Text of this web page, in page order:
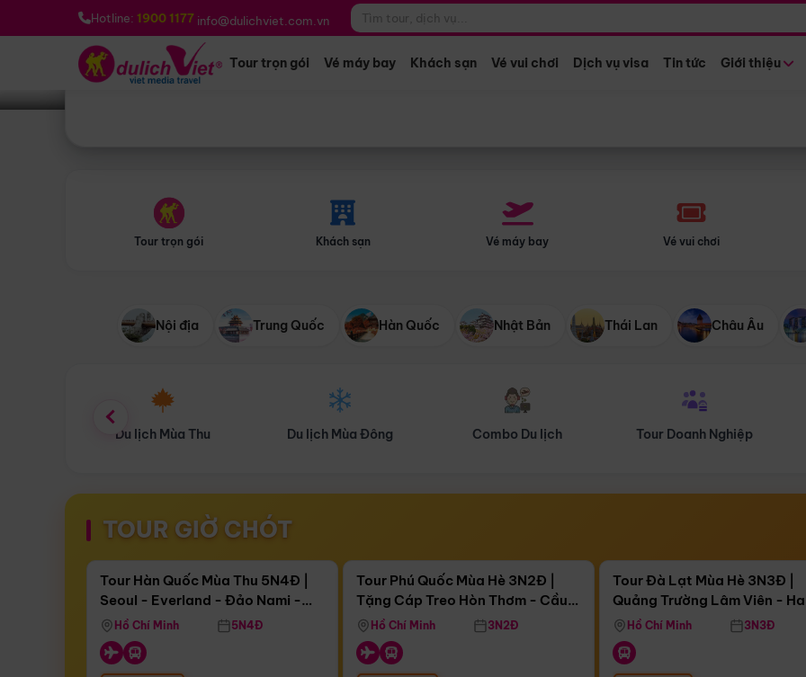
Hotline: 1900 1177 info@dulichviet.com.vn
Tour trọn gói Vé máy bay Khách sạn Vé vui chơi Dịch vụ visa Tin tức Giới thiệu
Bạn muốn đi đâu? *
Tour trọn gói Khách sạn Vé máy bay Vé vui chơi
Nội địa Trung Quốc Hàn Quốc Nhật Bản Thái Lan Châu Âu
Du lịch Mùa Đông Combo Du lịch Tour Doanh Nghiệp Du lịch Hành Hương
TOUR GIỜ CHÓT
Còn16 ngày 10:27:09
Bay Sun Phuquoc Airways
Điểm nổi bật
Tour Hàn Quốc Mùa Thu 5N4Đ |
Seoul - Everland - Đảo Nami -
Tháp Namsan (Bay Sun Phuquoc
Airways)
Hồ Chí Minh 5N4Đ
Còn04 ngày 10:27:09
Tặng Cáp Treo Hòn Thơm
Tour Phú Quốc Mùa Hè 3N2Đ |
Tặng Cáp Treo Hòn Thơm - Cầu
Hôn - Công Viên Nước Aquatopia
Hồ Chí Minh 3N2Đ
Còn03 ngày 10:27:09
Tour Đà Lạt Mùa Hè 3N3Đ |
Quảng Trường Lâm Viên -
Hill - Puppy Farm
Hồ Chí Minh 3N3Đ